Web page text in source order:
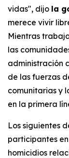
vidas", dijo la
merece vivir
Mientras
las
administración
de las fuerzas
comunitarias y
en la primera
Los siguientes
participantes
homicidios